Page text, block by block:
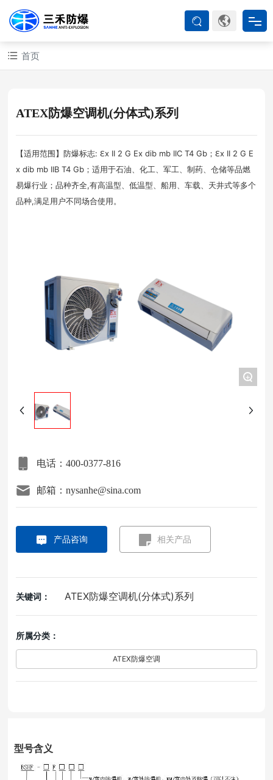
首页
ATEX系列
防爆空调
项目案例
关于我们
首页
型号含义
ATEX防爆空调机(分体式)系列
【适用范围】防爆标志: ℇx II 2 G Ex dib mb IIC T4 Gb；ℇx II 2 G E
x dib mb IIB T4 Gb；适用于石油、化工、军工、制药、仓储等品燃
易爆行业；品种齐全,有高温型、低温型、船用、车载、天井式等多个
品种,满足用户不同场合使用。
+
电话：400-0377-816
邮箱：nysanhe@sina.com
产品咨询 相关产品
关键词： ATEX防爆空调机(分体式)系列
所属分类：
ATEX防爆空调